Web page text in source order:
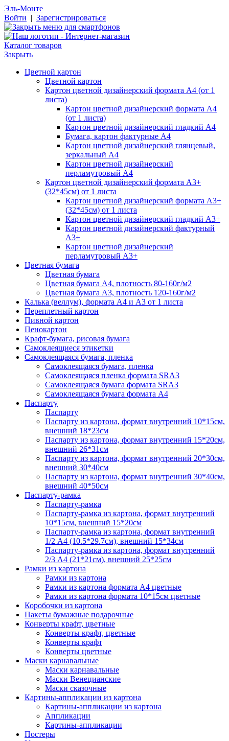
Эль-Монте
Войти | Зарегистрироваться
Каталог товаров
Закрыть
Цветной картон
Цветной картон
Картон цветной дизайнерский формата А4 (от 1
листа)
Картон цветной дизайнерский формата А4
(от 1 листа)
Картон цветной дизайнерский гладкий А4
Бумага, картон фактурные А4
Картон цветной дизайнерский глянцевый,
зеркальный А4
Картон цветной дизайнерский
перламутровый А4
Картон цветной дизайнерский формата А3+
(32*45см) от 1 листа
Картон цветной дизайнерский формата А3+
(32*45см) от 1 листа
Картон цветной дизайнерский гладкий А3+
Картон цветной дизайнерский фактурный
А3+
Картон цветной дизайнерский
перламутровый А3+
Цветная бумага
Цветная бумага
Цветная бумага А4, плотность 80-160г/м2
Цветная бумага А3, плотность 120-160г/м2
Калька (веллум), формата А4 и А3 от 1 листа
Переплетный картон
Пивной картон
Пенокартон
Крафт-бумага, рисовая бумага
Самоклеящиеся этикетки
Самоклеящаяся бумага, пленка
Самоклеящаяся бумага, пленка
Самоклеящаяся пленка формата SRА3
Самоклеящаяся бумага формата SRА3
Самоклеящаяся бумага формата А4
Паспарту
Паспарту
Паспарту из картона, формат внутренний 10*15см,
внешний 18*23см
Паспарту из картона, формат внутренний 15*20см,
внешний 26*31см
Паспарту из картона, формат внутренний 20*30см,
внешний 30*40см
Паспарту из картона, формат внутренний 30*40см,
внешний 40*50см
Паспарту-рамка
Паспарту-рамка
Паспарту-рамка из картона, формат внутренний
10*15см, внешний 15*20см
Паспарту-рамка из картона, формат внутренний
1/2 А4 (10.5*29.7см), внешний 15*34см
Паспарту-рамка из картона, формат внутренний
2/3 А4 (21*21см), внешний 25*25см
Рамки из картона
Рамки из картона
Рамки из картона формата А4 цветные
Рамки из картона формата 10*15см цветные
Коробочки из картона
Пакеты бумажные подарочные
Конверты крафт, цветные
Конверты крафт, цветные
Конверты крафт
Конверты цветные
Маски карнавальные
Маски карнавальные
Маски Венецианские
Маски сказочные
Картины-аппликации из картона
Картины-аппликации из картона
Аппликации
Картины-аппликации
Постеры